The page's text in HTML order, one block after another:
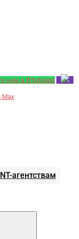
нам в Whatsapp
агентствам